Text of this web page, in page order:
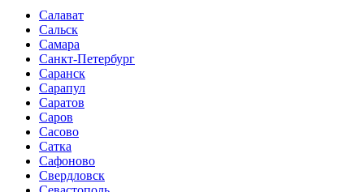
Салават
Сальск
Самара
Санкт-Петербург
Саранск
Сарапул
Саратов
Саров
Сасово
Сатка
Сафоново
Свердловск